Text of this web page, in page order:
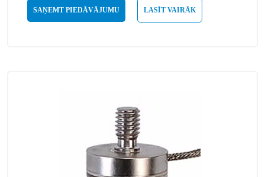
SAŅEMT PIEDĀVĀJUMU LASĪT VAIRĀK